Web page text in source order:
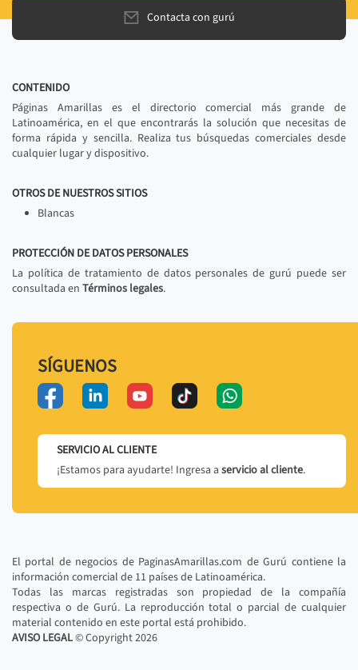
Contacta con gurú
CONTENIDO
Páginas Amarillas es el directorio comercial más grande de
Latinoamérica, en el que encontrarás la solución que necesitas de
forma rápida y sencilla. Realiza tus búsquedas comerciales desde
cualquier lugar y dispositivo.
OTROS DE NUESTROS SITIOS
Blancas
PROTECCIÓN DE DATOS PERSONALES
La política de tratamiento de datos personales de gurú puede ser
consultada en Términos legales.
SÍGUENOS
SERVICIO AL CLIENTE
¡Estamos para ayudarte! Ingresa a servicio al cliente.
El portal de negocios de PaginasAmarillas.com de Gurú contiene la
información comercial de 11 países de Latinoamérica.
Todas las marcas registradas son propiedad de la compañía
respectiva o de Gurú. La reproducción total o parcial de cualquier
material contenido en este portal está prohibido.
AVISO LEGAL© Copyright2026